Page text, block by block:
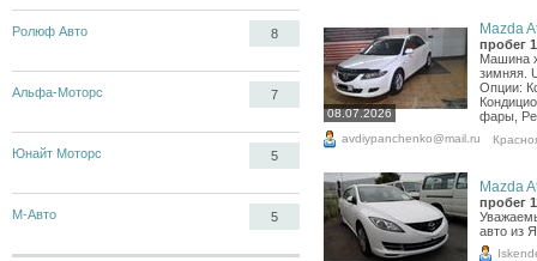
Ролюф Авто 8
Альфа-Моторс 7
Юнайт Моторс 5
М-Авто 5
08.07.2026
Mazda
пробег
Машина
зимняя.
Опции:
фары,
avdiypanchenko@mail.ru
Mazda
пробег
авто из